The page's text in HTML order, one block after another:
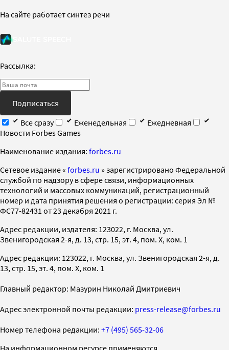
На сайте работает синтез речи
Рассылка:
Подписаться
Все сразу
Еженедельная
Ежедневная
Новости Forbes Games
Наименование издания: forbes.ru
Cетевое издание « forbes.ru » зарегистрировано Федеральной
службой по надзору в сфере связи, информационных
технологий и массовых коммуникаций, регистрационный
номер и дата принятия решения о регистрации: серия Эл №
ФС77-82431 от 23 декабря 2021 г.
Адрес редакции, издателя: 123022, г. Москва, ул.
Звенигородская 2-я, д. 13, стр. 15, эт. 4, пом. X, ком. 1
Адрес редакции: 123022, г. Москва, ул. Звенигородская 2-я, д.
13, стр. 15, эт. 4, пом. X, ком. 1
Главный редактор: Мазурин Николай Дмитриевич
Адрес электронной почты редакции: press-release@forbes.ru
Номер телефона редакции: +7 (495) 565-32-06